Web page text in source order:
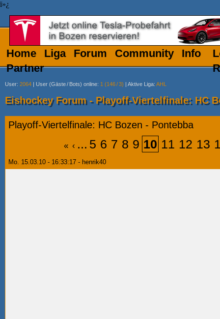
ï»¿
Home Liga Forum Community
Info
Partner
User: 2064 | User (Gäste/ Bots) online: 1 (146/3) | Aktive Liga: AHL
Eishockey Forum - Playoff-Viertelfinale: HC
Playoff-Viertelfinale: HC Bozen - Pontebba
« ‹ ... 5 6 7 8 9 10 11 12 13
Mo. 15.03.10 - 16:33:17 - henrik40